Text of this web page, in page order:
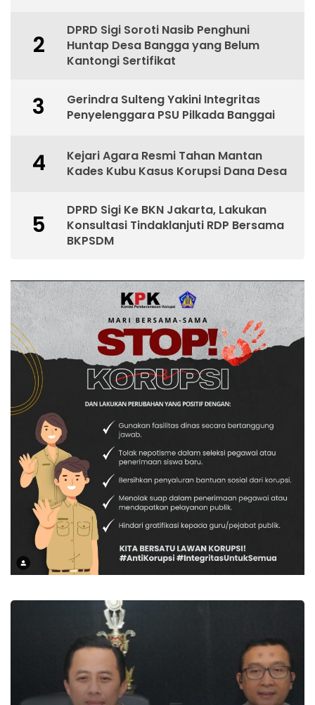
2
DPRD Sigi Soroti Nasib Penghuni
Huntap Desa Bangga yang Belum
Kantongi Sertifikat
3
Gerindra Sulteng Yakini Integritas
Penyelenggara PSU Pilkada Banggai
4
Kejari Agara Resmi Tahan Mantan
Kades Kubu Kasus Korupsi Dana Desa
5
DPRD Sigi Ke BKN Jakarta, Lakukan
Konsultasi Tindaklanjuti RDP Bersama
BKPSDM